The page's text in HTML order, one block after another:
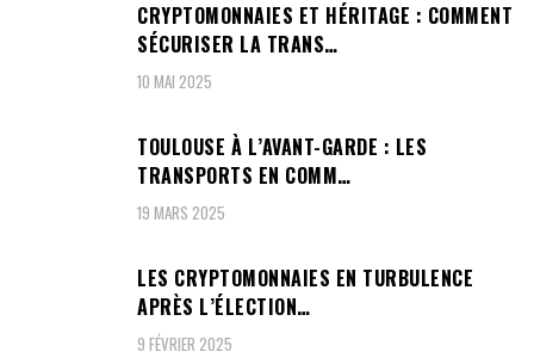
CRYPTOMONNAIES ET HÉRITAGE : COMMENT
SÉCURISER LA TRANS…
10 MAI 2025
TOULOUSE À L’AVANT-GARDE : LES
TRANSPORTS EN COMM…
19 MARS 2025
LES CRYPTOMONNAIES EN TURBULENCE
APRÈS L’ÉLECTION…
9 FÉVRIER 2025